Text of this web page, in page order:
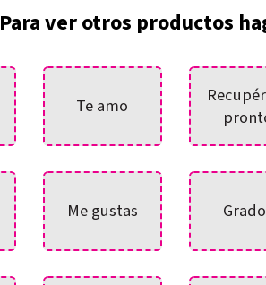
Para ver otros productos
Te amo
Me gustas